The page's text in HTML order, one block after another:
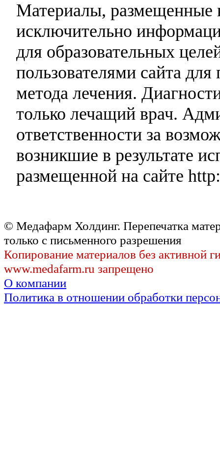
Материалы, размещенные
исключительно
для образовательных
пользователями сайта
метода лечения.
только лечащий врач.
ответственности за
возникшие в результате
размещенной на сайте
© Медафарм Холдинг. Перепечатка
только с письменного разрешения
Копирование материалов без активной
www.medafarm.ru запрещено
О компании
Политика в отношении обработки